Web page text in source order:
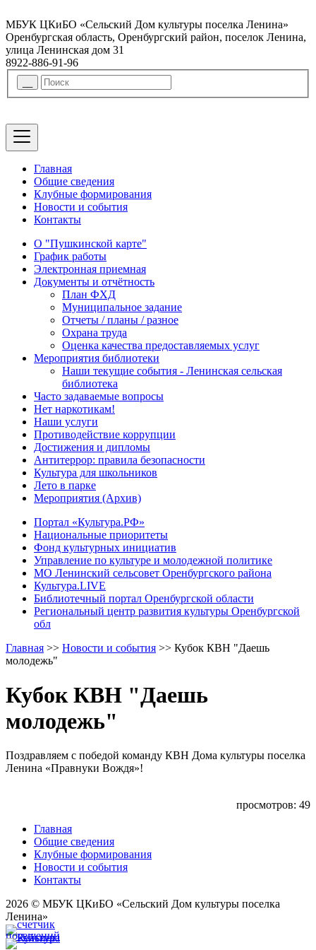
МБУК ЦКиБО «Сельский Дом культуры поселка Ленина»
Оренбургская область, Оренбургский район, поселок Ленина,
улица Ленинская дом 31
8922-886-91-96
Главная
Общие сведения
Клубные формирования
Новости и события
Контакты
О "Пушкинской карте"
График работы
Электронная приемная
Документы и отчётность
План ФХД
Муниципальное задание
Отчеты / планы / разное
Охрана труда
Оценка качества предоставляемых услуг
Мероприятия библиотеки
Наши текущие события - Ленинская сельская
библиотека
Часто задаваемые вопросы
Нет наркотикам!
Наши услуги
Противодействие коррупции
Достижения и дипломы
Антитеррор: правила безопасности
Культура для школьников
Лето в парке
Мероприятия (Архив)
Портал «Культура.РФ»
Национальные приоритеты
Фонд культурных инициатив
Управление по культуре и молодежной политике
МО Ленинский сельсовет Оренбургского района
Культура.LIVE
Библиотечный портал Оренбургской области
Региональный центр развития культуры Оренбургской
обл
Главная >> Новости и события >> Кубок КВН "Даешь
молодежь"
Кубок КВН "Даешь
молодежь"
Поздравляем с победой команду КВН Дома культуры поселка
Ленина «Правнуки Вождя»!
просмотров: 49
Главная
Общие сведения
Клубные формирования
Новости и события
Контакты
2026 © МБУК ЦКиБО «Сельский Дом культуры поселка
Ленина»